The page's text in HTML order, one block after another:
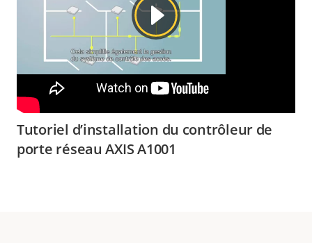
Tutoriel d’installation du contrôleur de
porte réseau AXIS A1001